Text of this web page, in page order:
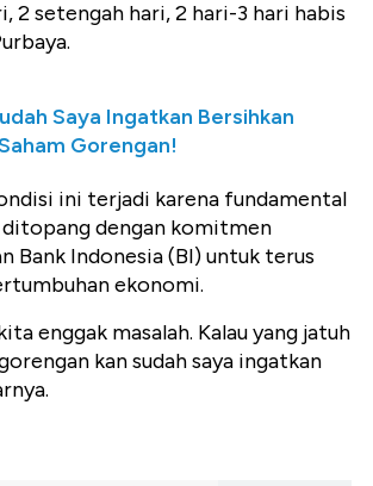
2 setengah hari, 2 hari-3 hari habis
Saya Ingatkan Bersihkan
Gorengan!
ini terjadi karena fundamental
dengan komitmen
Bank Indonesia (BI) untuk terus
ekonomi.
enggak masalah. Kalau yang jatuh
kan sudah saya ingatkan